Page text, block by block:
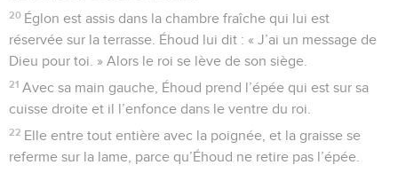
20 Églon est assis dans la chambre fraîche qui lui est
réservée sur la terrasse. Éhoud lui dit : « J’ai un message de
Dieu pour toi. » Alors le roi se lève de son siège.
21 Avec sa main gauche, Éhoud prend l’épée qui est sur sa
cuisse droite et il l’enfonce dans le ventre du roi.
22 Elle entre tout entière avec la poignée, et la graisse se
referme sur la lame, parce qu’Éhoud ne retire pas l’épée.